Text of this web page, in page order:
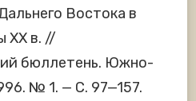
Востока в
ХХ в. //
бюллетень. Южно-
№ 1. — С. 97—157.